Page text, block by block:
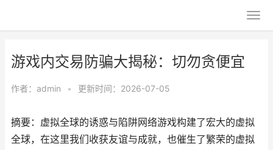
游戏内交易防骗大揭秘：切勿贪便宜
作者： admin • 更新时间：2026-07-05
摘要：虚拟全球的诱惑与陷阱网络游戏构建了宏大的虚拟
全球，在这里我们收获友谊与成就，也催生了繁荣的虚拟